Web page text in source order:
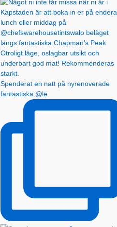
Spenderat en natt på nyrenoverade
fantastiska @le